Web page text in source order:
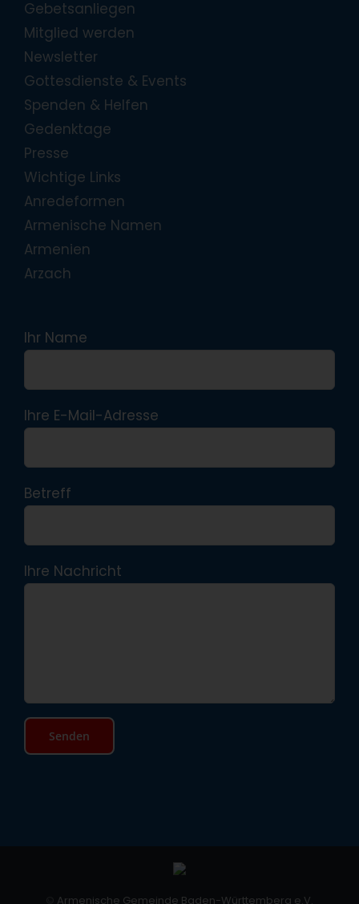
Gebetsanliegen
Mitglied werden
Newsletter
Gottesdienste & Events
Spenden & Helfen
Gedenktage
Presse
Wichtige Links
Anredeformen
Armenische Namen
Armenien
Arzach
Ihr Name
Ihre E-Mail-Adresse
Betreff
Ihre Nachricht
Armenische Gemeinde Baden-Württemberg e.V.